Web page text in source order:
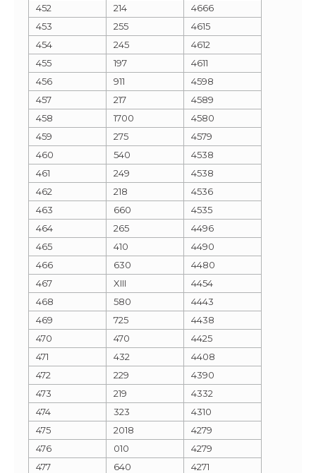
452
214
4666
453
255
4615
454
245
4612
455
197
4611
456
911
4598
457
217
4589
458
1700
4580
459
275
4579
460
540
4538
461
249
4538
462
218
4536
463
660
4535
464
265
4496
465
410
4490
466
630
4480
467
XIII
4454
468
580
4443
469
725
4438
470
470
4425
471
432
4408
472
229
4390
473
219
4332
474
323
4310
475
2018
4279
476
010
4279
477
640
4271